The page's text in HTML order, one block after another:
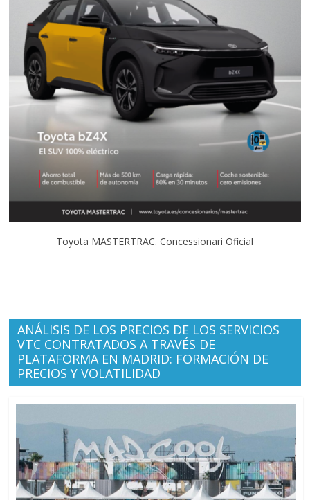
Toyota MASTERTRAC. Concessionari Oficial
ANÁLISIS DE LOS PRECIOS DE LOS SERVICIOS
VTC CONTRATADOS A TRAVÉS DE
PLATAFORMA EN MADRID: FORMACIÓN DE
PRECIOS Y VOLATILIDAD